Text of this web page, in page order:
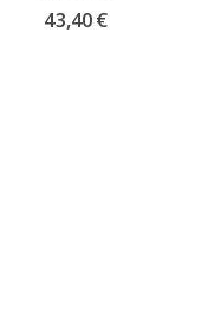
out of 5
43,40€